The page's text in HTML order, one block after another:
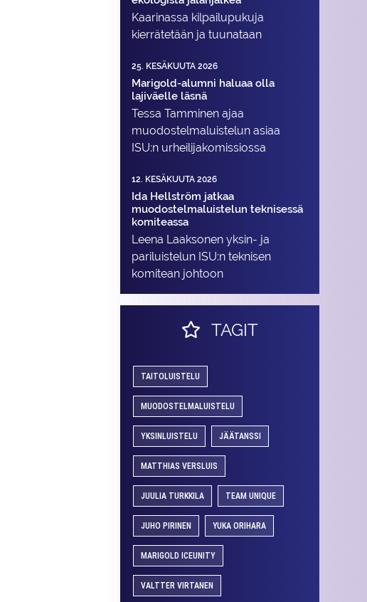
Kaarinassa kilpailupukuja
kierrätetään ja tuunataan
25. KESÄKUUTA 2026
Marigold-alumni haluaa olla
lajiväelle läsnä
Tessa Tamminen ajaa
muodostelma­luistelun asiaa
ISU:n urheilija­komissiossa
12. KESÄKUUTA 2026
Ida Hellström jatkaa
muodostelmaluistelun teknisessä
komiteassa
Leena Laaksonen yksin- ja
pariluistelun ISU:n teknisen
komitean johtoon
TAGIT
TAITOLUISTELU
MUODOSTELMALUISTELU
YKSINLUISTELU JÄÄTANSSI
MATTHIAS VERSLUIS
JUULIA TURKKILA TEAM UNIQUE
JUHO PIRINEN YUKA ORIHARA
MARIGOLD ICEUNITY
VALTTER VIRTANEN